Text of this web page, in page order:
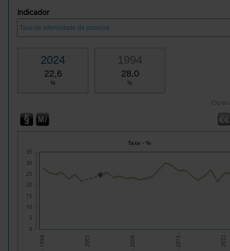
Indicador
2024
22,6
%
1994
28,0
%
- 1994 - - 2001 - - 2008 - - 2015 - - 2022 -
Taxa - %
0
5
10
15
20
25
30
35